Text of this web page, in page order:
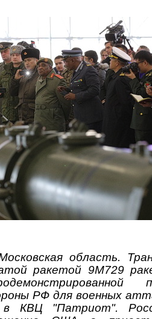
область.
ракетой 9М729
РФ для военных
КВЦ "Патриот".